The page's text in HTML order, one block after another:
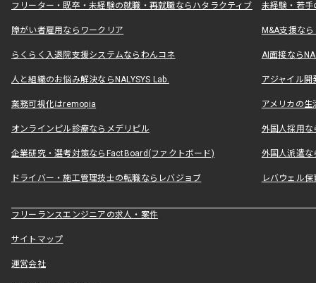
フリーター・既卒・未経験の就職・再就職ならハタラクティブ 未経験・若手
障がい者雇用ならワークリア M&A支援な
らくらく入退院支援システムならわんコネ AI面接なら
人と組織のお悩み解決ならNALYSYS Lab. アジャイル
業務可視化はremopia アメリカの
オンラインピル診療ならメデリピル 外国人採用
企業研究・選考対策ならFactBoard(ファクトボード) 外国人派遣な
ドライバー・施工管理技士の転職ならレバジョブ レバウェル
フリーランスエンジニアの求人・案件
サイトマップ
運営会社